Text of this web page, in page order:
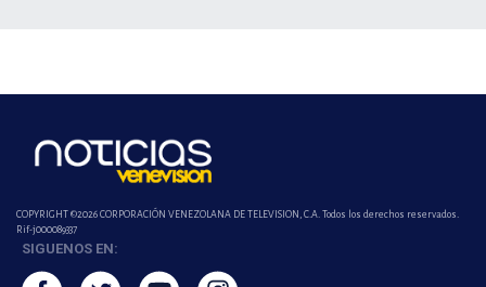
COPYRIGHT ©2026 CORPORACIÓN VENEZOLANA DE TELEVISION, C.A. Todos los derechos reservados.
Rif-j000089337
SIGUENOS EN: